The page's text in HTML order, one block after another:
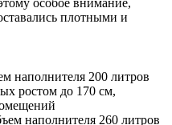
плотными и
наполнителя 200 литров
ростом до 170 см,
наполнителя 260 литров